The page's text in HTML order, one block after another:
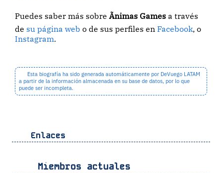
Puedes saber más sobreÃnimas Games a través
de su página web o de sus perfiles enFacebook, o
Instagram.
Esta biografía ha sido generada automáticamente por DeVuego LATAM
a partir de la información almacenada en su base de datos, por lo que
puede ser incompleta.
Enlaces
Miembros actuales